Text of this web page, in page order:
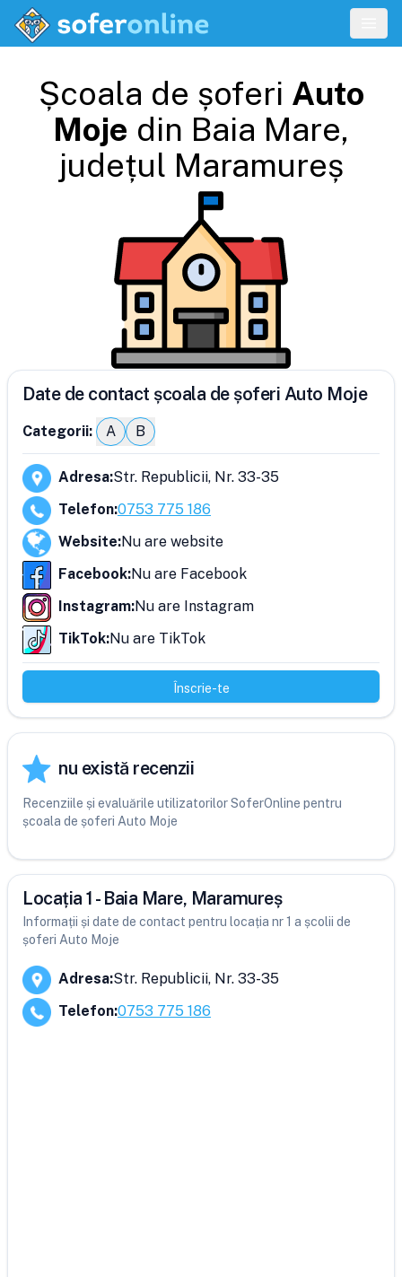
Școala de șoferi Auto
Moje din Baia Mare,
județul Maramureș
Date de contact școala de șoferi Auto Moje
Categorii: A B
Adresa:Str. Republicii, Nr. 33-35
Telefon:0753 775 186
Website:Nu are website
Facebook:Nu are Facebook
Instagram:Nu are Instagram
TikTok:Nu are TikTok
Înscrie-te
nu există recenzii
Recenziile și evaluările utilizatorilor SoferOnline pentru
școala de șoferi Auto Moje
Locația 1 - Baia Mare, Maramureș
Informații și date de contact pentru locația nr 1 a școlii de
șoferi Auto Moje
Adresa:Str. Republicii, Nr. 33-35
Telefon:0753 775 186